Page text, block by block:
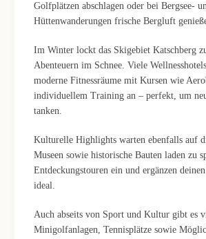
Golfplätzen abschlagen oder bei Bergsee-
Hüttenwanderungen frische Bergluft
Im Winter lockt das Skigebiet Katschberg
Abenteuern im Schnee. Viele
moderne Fitnessräume mit Kursen wie
individuellem Training an – perfekt, um
tanken.
Kulturelle Highlights warten ebenfalls auf
Museen sowie historische Bauten laden zu
Entdeckungstouren ein und ergänzen
ideal.
Auch abseits von Sport und Kultur gibt es
Minigolfanlagen, Tennisplätze sowie